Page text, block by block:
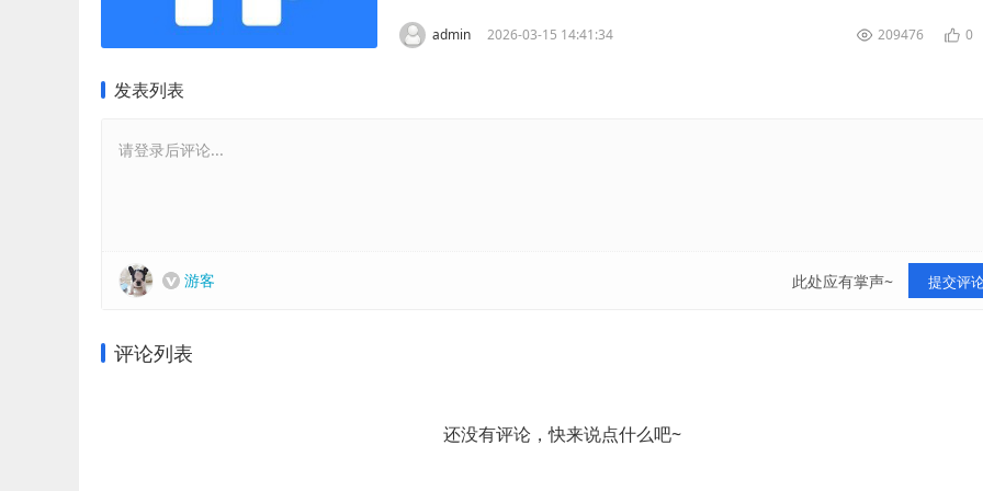
admin 2026-03-15 14:41:34 209476 0
发表列表
请登录后评论...
游客 此处应有掌声~ 提交评
评论列表
还没有评论，快来说点什么吧~